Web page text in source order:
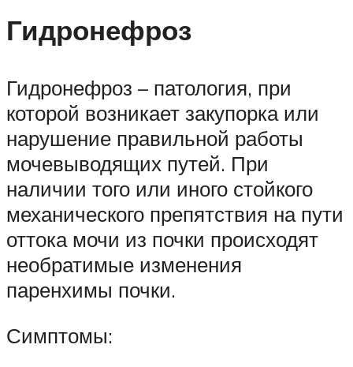
Гидронефроз
Гидронефроз – патология, при
которой возникает закупорка или
нарушение правильной работы
мочевыводящих путей. При
наличии того или иного стойкого
механического препятствия на пути
оттока мочи из почки происходят
необратимые изменения
паренхимы почки.
Симптомы: